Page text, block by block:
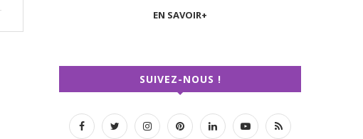
EN SAVOIR+
SUIVEZ-NOUS !